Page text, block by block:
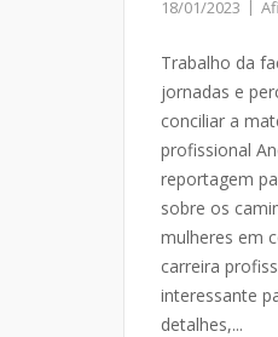
18/01/2023
Trabalho da
jornadas e
conciliar a
profissional
reportagem
sobre os
mulheres em
carreira
interessante
detalhes,...